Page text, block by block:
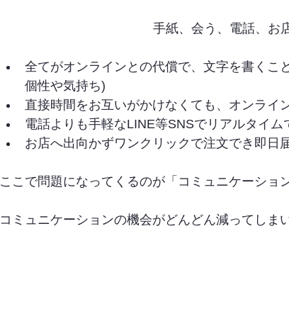
手紙、会う、電話、お
全てがオンラインとの代償で、文字を書くこ
個性や気持ち)
直接時間をお互いがかけなくても、オンライ
電話よりも手軽なLINE等SNSでリアルタイム
お店へ出向かずワンクリックで注文でき即日
ここで問題になってくるのが「コミュニケーショ
コミュニケーションの機会がどんどん減ってしま